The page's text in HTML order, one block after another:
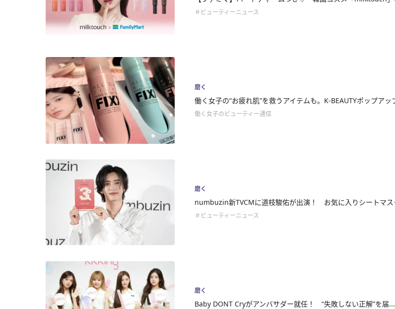
＃ビューティーニュース
磨く
働く女子の“お疲れ肌”を救うアイテムも。K-BEAUTYポップアッ
働く女子のビューティー通信
磨く
numbuzin新TVCMに道枝駿佑が出演！ お気に入りシートマス
＃ビューティーニュース
磨く
Baby DONT Cryがアンバサダー就任！ “失敗しない正解”を届...